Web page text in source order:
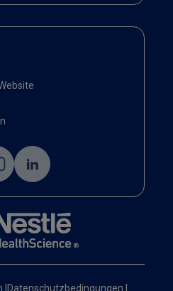
Datenschutzbedingungen